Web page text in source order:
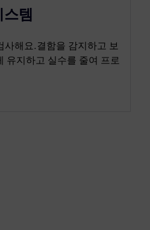
템
사해요.결함을 감지하고 보
유지하고 실수를 줄여 프로